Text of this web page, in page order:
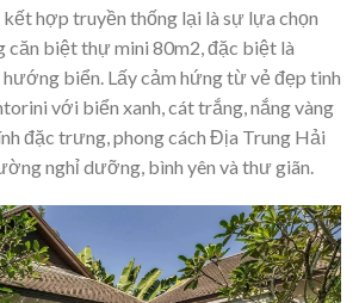
hợp truyền thống lại là sự lựa chọn
căn biệt thự mini 80m2, đặc biệt là
biển. Lấy cảm hứng từ vẻ đẹp tinh
với biển xanh, cát trắng, nắng vàng
đặc trưng, phong cách Địa Trung Hải
nghỉ dưỡng, bình yên và thư giãn.